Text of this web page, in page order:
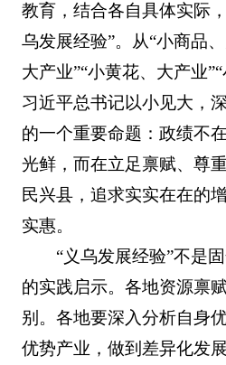
教育，结合各自具体实际
乌发展经验”。从“小商品、
大产业”“小黄花、大产业
习近平总书记以小见大，
的一个重要命题：政绩不
光鲜，而在立足禀赋、尊
民兴县，追求实实在在的
实惠。
“义乌发展经验”不是
的实践启示。各地资源禀
别。各地要深入分析自身
优势产业，做到差异化发